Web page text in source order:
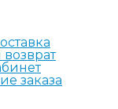
заказа